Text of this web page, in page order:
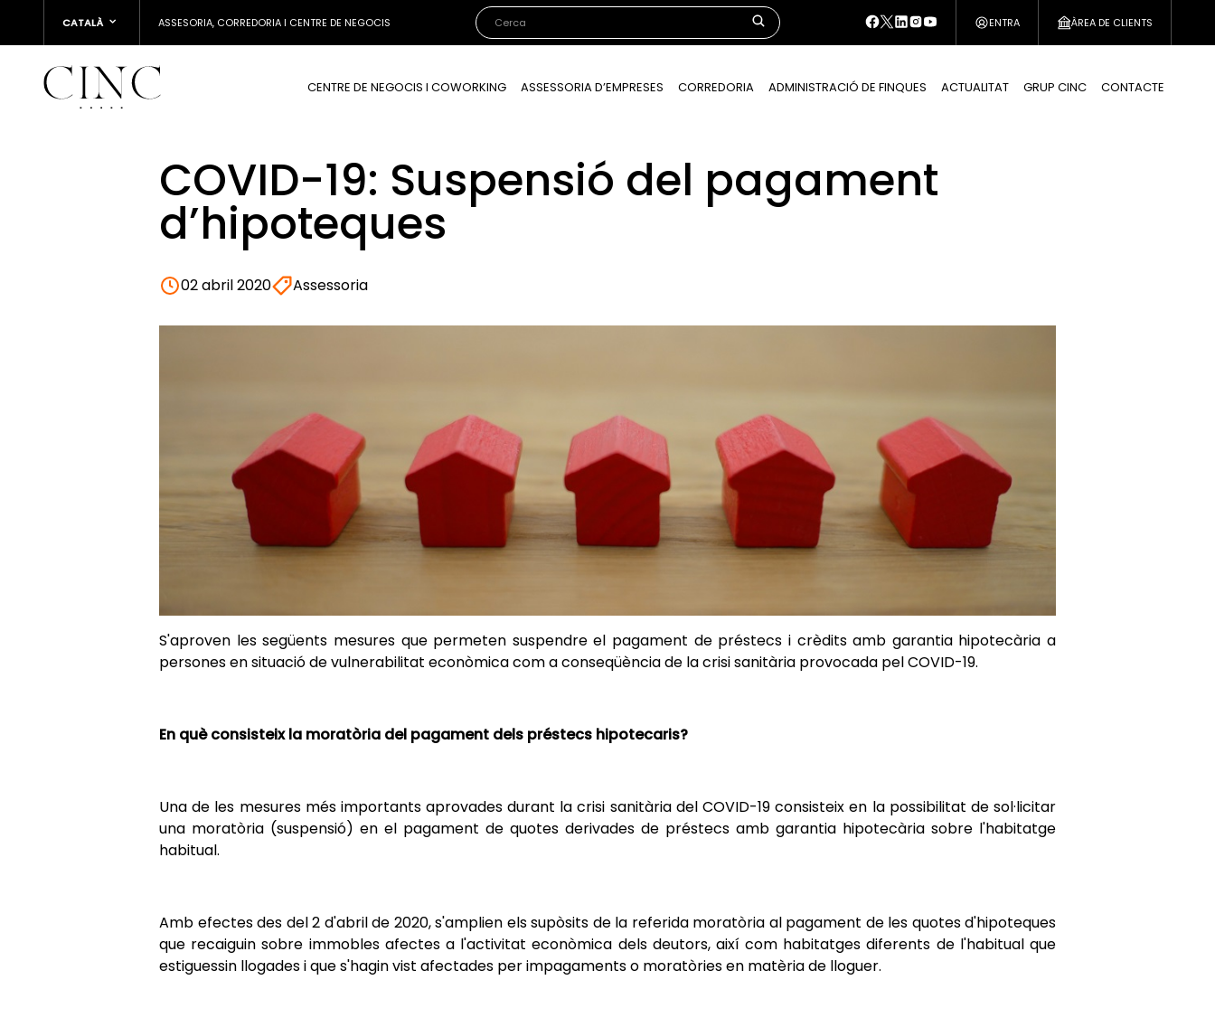
CATALÀ ASSESORIA, CORREDORIA I CENTRE DE NEGOCIS ENTRA ÀREA DE CLIENTS
CENTRE DE NEGOCIS I COWORKING ASSESSORIA D’EMPRESES CORREDORIA ADMINISTRACIÓ DE FINQUES ACTUALITAT GRUP CINC CONTACTE
COVID-19: Suspensió del pagament
d’hipoteques
02 abril 2020 Assessoria
S'aproven les següents mesures que permeten suspendre el pagament de préstecs i crèdits amb garantia hipotecària a
persones en situació de vulnerabilitat econòmica com a conseqüència de la crisi sanitària provocada pel COVID-19.
En què consisteix la moratòria del pagament dels préstecs hipotecaris?
Una de les mesures més importants aprovades durant la crisi sanitària del COVID-19 consisteix en la possibilitat de sol·licitar
una moratòria (suspensió) en el pagament de quotes derivades de préstecs amb garantia hipotecària sobre l'habitatge
habitual.
Amb efectes des del 2 d'abril de 2020, s'amplien els supòsits de la referida moratòria al pagament de les quotes d'hipoteques
que recaiguin sobre immobles afectes a l'activitat econòmica dels deutors, així com habitatges diferents de l'habitual que
estiguessin llogades i que s'hagin vist afectades per impagaments o moratòries en matèria de lloguer.